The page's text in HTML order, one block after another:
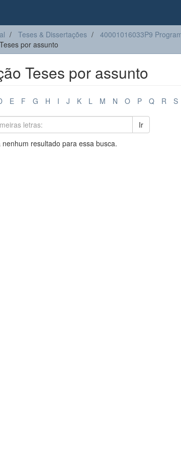
Teses & Dissertações 40001016033P9
por assunto
Teses por assunto
E F G H I J K L M N O P Q R S
Ir
resultado para essa busca.